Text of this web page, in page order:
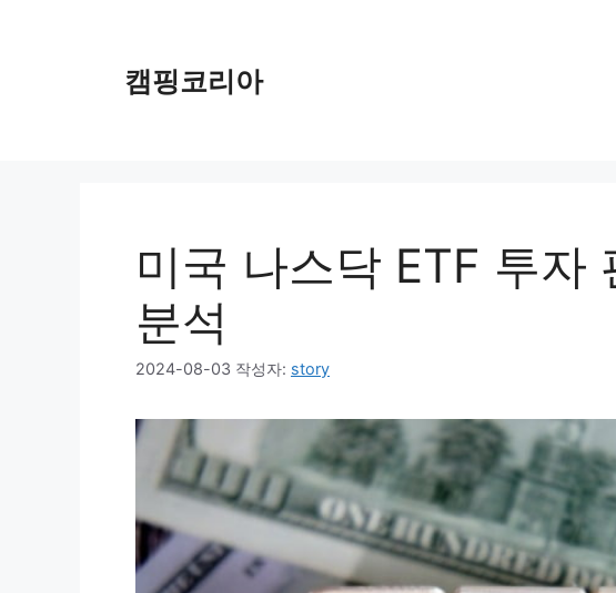
캠핑코리아
미국 나스닥 ETF 투자
분석
2024-08-03 작성자: story